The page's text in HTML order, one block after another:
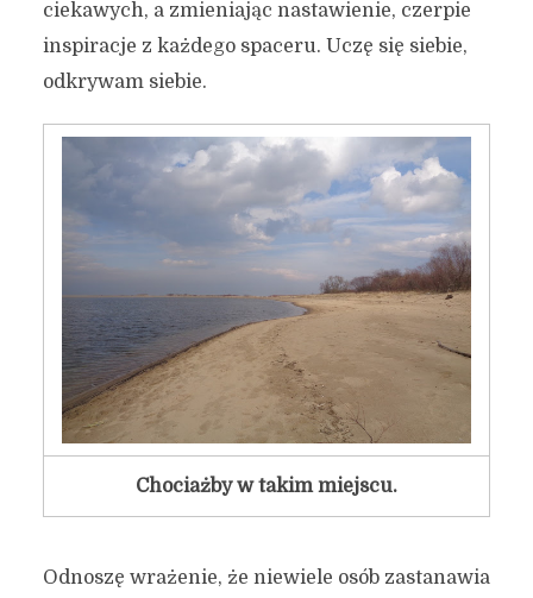
ciekawych, a zmieniając nastawienie, czerpie
inspiracje z każdego spaceru. Uczę się siebie,
odkrywam siebie.
Chociażby w takim miejscu.
Odnoszę wrażenie, że niewiele osób zastanawia